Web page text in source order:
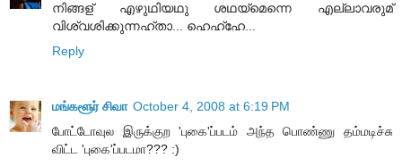
നിങ്ങള് എഴുഥിയഥു ശഥയ്മെന്നെ എല്ലാവരുമ്
വിശ്വശിക്കുന്നഹ്താ... ഹെഹ്ഹേ...
Reply
மங்களூர் சிவா October 4, 2008 at 6:19 PM
போட்டோவுல இருக்குற 'புகை'ப்படம் அந்த பொண்ணு தம்மடிச்சு
விட்ட 'புகை'ப்படமா??? :)